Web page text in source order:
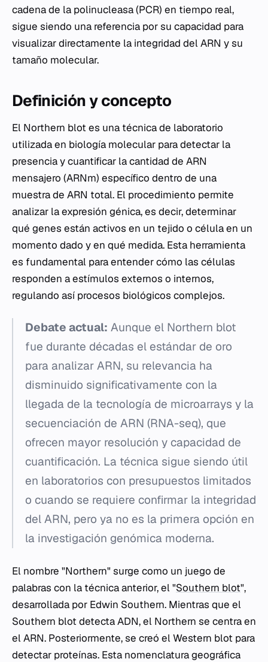
cadena de la polinucleasa (PCR) en tiempo real,
sigue siendo una referencia por su capacidad para
visualizar directamente la integridad del ARN y su
tamaño molecular.
Definición y concepto
El Northern blot es una técnica de laboratorio
utilizada en biología molecular para detectar la
presencia y cuantificar la cantidad de ARN
mensajero (ARNm) específico dentro de una
muestra de ARN total. El procedimiento permite
analizar la expresión génica, es decir, determinar
qué genes están activos en un tejido o célula en un
momento dado y en qué medida. Esta herramienta
es fundamental para entender cómo las células
responden a estímulos externos o internos,
regulando así procesos biológicos complejos.
Debate actual: Aunque el Northern blot
fue durante décadas el estándar de oro
para analizar ARN, su relevancia ha
disminuido significativamente con la
llegada de la tecnología de microarrays y la
secuenciación de ARN (RNA-seq), que
ofrecen mayor resolución y capacidad de
cuantificación. La técnica sigue siendo útil
en laboratorios con presupuestos limitados
o cuando se requiere confirmar la integridad
del ARN, pero ya no es la primera opción en
la investigación genómica moderna.
El nombre "Northern" surge como un juego de
palabras con la técnica anterior, el "Southern blot",
desarrollada por Edwin Southern. Mientras que el
Southern blot detecta ADN, el Northern se centra en
el ARN. Posteriormente, se creó el Western blot para
detectar proteínas. Esta nomenclatura geográfica